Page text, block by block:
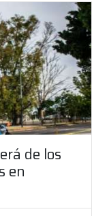
de los
en